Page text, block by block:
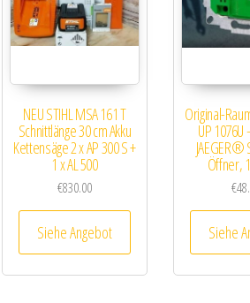
NEU STIHL MSA 161 T
Schnittlänge 30 cm Akku
Kettensäge 2 x AP 300 S +
1 x AL 500
€830.00
Siehe Angebot
Original-
UP 1076U
JAEGER®
Öffner,
€
Siehe